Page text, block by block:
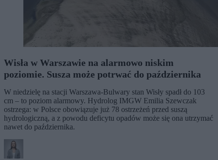
Wisła w Warszawie na alarmowo niskim
poziomie. Susza może potrwać do października
W niedzielę na stacji Warszawa-Bulwary stan Wisły spadł do 103
cm – to poziom alarmowy. Hydrolog IMGW Emilia Szewczak
ostrzega: w Polsce obowiązuje już 78 ostrzeżeń przed suszą
hydrologiczną, a z powodu deficytu opadów może się ona utrzymać
nawet do października.